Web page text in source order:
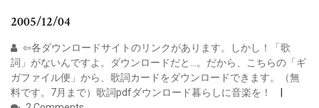
2005/12/04
⇦各ダウンロードサイトのリンクがあります。しかし！「歌
詞」がないんですよ。ダウンロードだと…。だから、こちらの「ギ
ガファイル便」から、歌詞カードをダウンロードできます。（無
料です。7月まで）歌詞pdfダウンロード暮らしに音楽を！